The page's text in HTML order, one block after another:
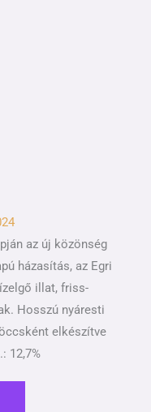
az új közönség
házasítás, az Egri
illat, friss-
Hosszú nyáresti
elkészítve
12,7%